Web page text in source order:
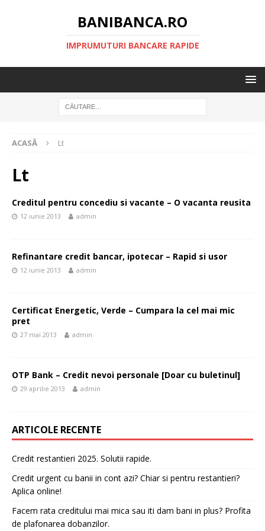
BANIBANCA.RO
IMPRUMUTURI BANCARE RAPIDE
ACASĂ Lt
Lt
Creditul pentru concediu si vacante – O vacanta reusita
12 iunie 2013 admin
Refinantare credit bancar, ipotecar – Rapid si usor
12 iunie 2013 admin
Certificat Energetic, Verde – Cumpara la cel mai mic
pret
27 mai 2013 admin
OTP Bank – Credit nevoi personale [Doar cu buletinul]
29 aprilie 2013 admin
ARTICOLE RECENTE
Credit restantieri 2025. Solutii rapide.
Credit urgent cu banii in cont azi? Chiar si pentru restantieri?
Aplica online!
Facem rata creditului mai mica sau iti dam bani in plus? Profita
de plafonarea dobanzilor.